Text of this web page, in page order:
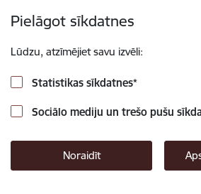
Pielāgot sīkdatnes
Lūdzu, atzīmējiet savu izvēli:
Statistikas sīkdatnes*
Sociālo mediju un trešo pušu
Noraidīt